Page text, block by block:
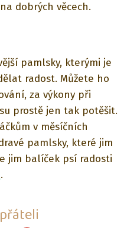
dobrých věcech.
pamlsky, kterými je
radost. Můžete ho
za výkony při
prostě jen tak potěšit.
v měsíčních
pamlsky, které jim
jim balíček psí radosti
.